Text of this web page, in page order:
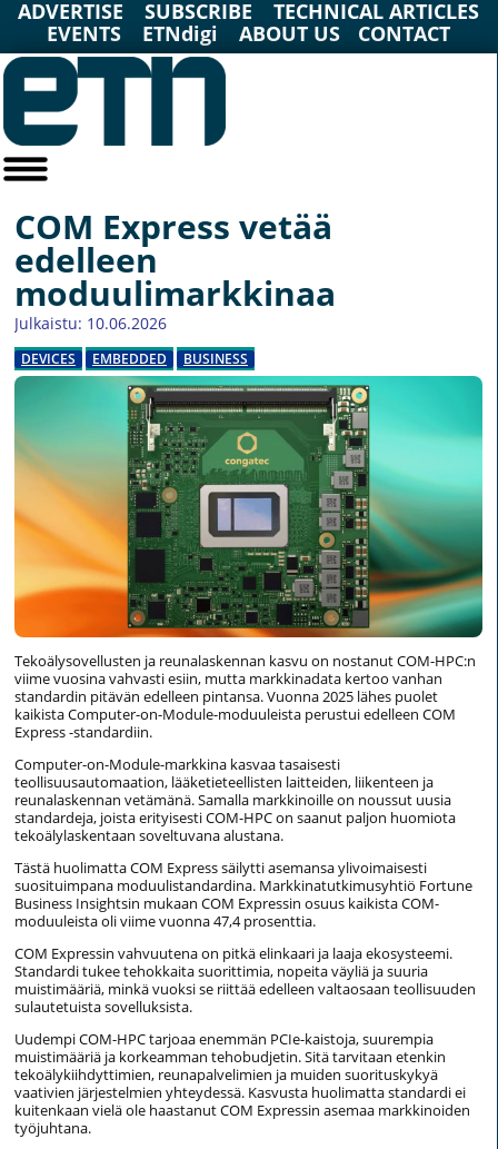
ADVERTISE SUBSCRIBE
TECHNICAL ARTICLES
EVENTS
ETNdigi ABOUT US CONTACT
COM Express vetää
edelleen
moduulimarkkinaa
Julkaistu: 10.06.2026
DEVICES EMBEDDED BUSINESS
Tekoälysovellusten ja reunalaskennan kasvu on nostanut COM-HPC:n
viime vuosina vahvasti esiin, mutta markkinadata kertoo vanhan
standardin pitävän edelleen pintansa. Vuonna 2025 lähes puolet
kaikista Computer-on-Module-moduuleista perustui edelleen COM
Express -standardiin.
Computer-on-Module-markkina kasvaa tasaisesti
teollisuusautomaation, lääketieteellisten laitteiden, liikenteen ja
reunalaskennan vetämänä. Samalla markkinoille on noussut uusia
standardeja, joista erityisesti COM-HPC on saanut paljon huomiota
tekoälylaskentaan soveltuvana alustana.
Tästä huolimatta COM Express säilytti asemansa ylivoimaisesti
suosituimpana moduulistandardina. Markkinatutkimusyhtiö Fortune
Business Insightsin mukaan COM Expressin osuus kaikista COM-
moduuleista oli viime vuonna 47,4 prosenttia.
COM Expressin vahvuutena on pitkä elinkaari ja laaja ekosysteemi.
Standardi tukee tehokkaita suorittimia, nopeita väyliä ja suuria
muistimääriä, minkä vuoksi se riittää edelleen valtaosaan teollisuuden
sulautetuista sovelluksista.
Uudempi COM-HPC tarjoaa enemmän PCIe-kaistoja, suurempia
muistimääriä ja korkeamman tehobudjetin. Sitä tarvitaan etenkin
tekoälykiihdyttimien, reunapalvelimien ja muiden suorituskykyä
vaativien järjestelmien yhteydessä. Kasvusta huolimatta standardi ei
kuitenkaan vielä ole haastanut COM Expressin asemaa markkinoiden
työjuhtana.